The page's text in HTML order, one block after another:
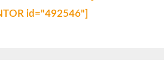
id="492546"]